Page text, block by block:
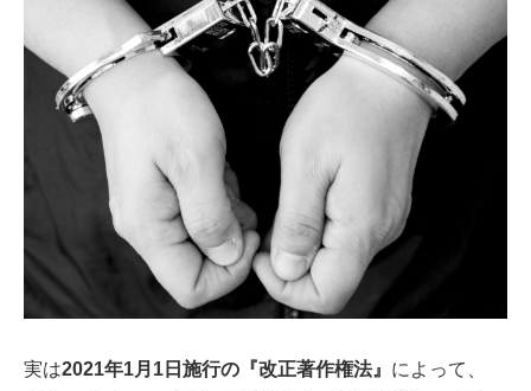
実は2021年1月1日施行の『改正著作権法』 によって、